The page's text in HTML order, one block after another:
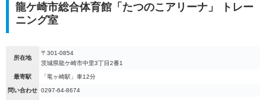
龍ケ崎市総合体育館「たつのこアリーナ」 トレー
ニング室
所在地
〒301-0854
茨城県龍ケ崎市中里3丁目2番1
最寄駅 「竜ヶ崎駅」車12分
問い合わせ 0297-64-8674